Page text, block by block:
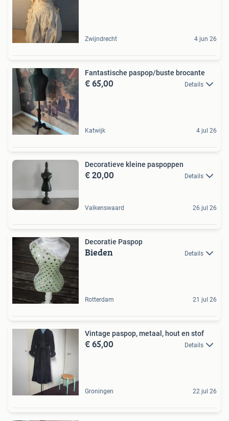
Zwijndrecht 4 jun 26
Fantastische paspop/buste brocante
€ 65,00 Details
Katwijk 4 jul 26
Decoratieve kleine paspoppen
€ 20,00 Details
Valkenswaard 26 jul 26
Decoratie Paspop
Bieden Details
Rotterdam 21 jul 26
Vintage paspop, metaal, hout en stof
€ 65,00 Details
Groningen 22 jul 26